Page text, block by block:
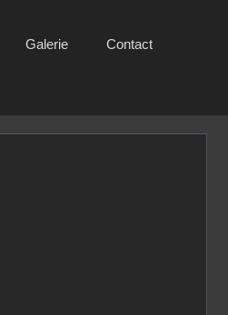
Galerie Contact